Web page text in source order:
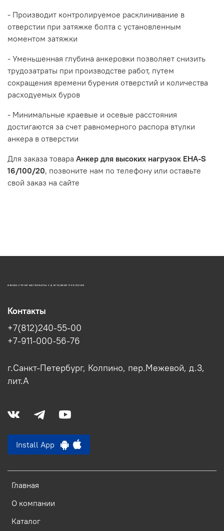
- Производит контролируемое расклинивание в
отверстии при затяжке болта с установленным
моментом затяжки
- Уменьшенная глубина анкеровки позволяет снизить
трудозатраты при производстве работ, путем
сокращения времени бурения отверстий и количества
расходуемых буров
- Минимальные краевые и осевые расстояния
достигаются за счет равномерного распора втулки
анкера в отверстии
Для заказа товара Анкер для высоких нагрузок EHA-S
16/100/20, позвоните нам по телефону или оставьте
свой заказ на сайте
ИЖОРА-СТРОЙ МАТЕРИАЛЫ С ДОСТАВКОЙ ПО РОССИИ
Главная
О компании
Каталог
Контакты
+7(812)240-55-00
+7-911-000-56-76
г.Санкт-Петербург, Колпино, пер.Межевой, д.3,
лит.А
Install App